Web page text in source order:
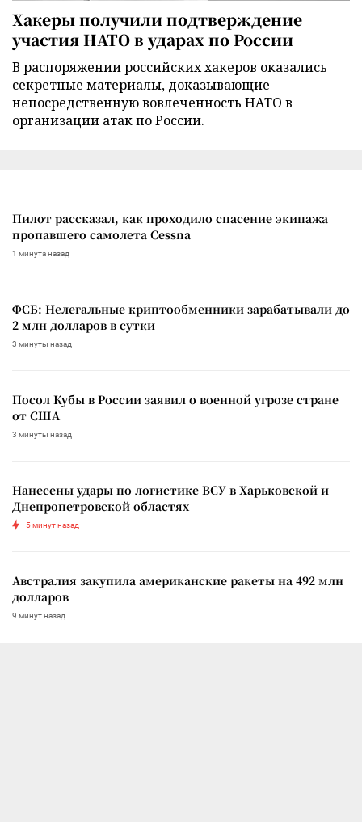
Хакеры получили подтверждение
участия НАТО в ударах по России
В распоряжении российских хакеров оказались
секретные материалы, доказывающие
непосредственную вовлеченность НАТО в
организации атак по России.
Пилот рассказал, как проходило спасение экипажа
пропавшего самолета Cessna
1 минута назад
ФСБ: Нелегальные криптообменники зарабатывали до
2 млн долларов в сутки
3 минуты назад
Посол Кубы в России заявил о военной угрозе стране
от США
3 минуты назад
Нанесены удары по логистике ВСУ в Харьковской и
Днепропетровской областях
5 минут назад
Австралия закупила американские ракеты на 492 млн
долларов
9 минут назад